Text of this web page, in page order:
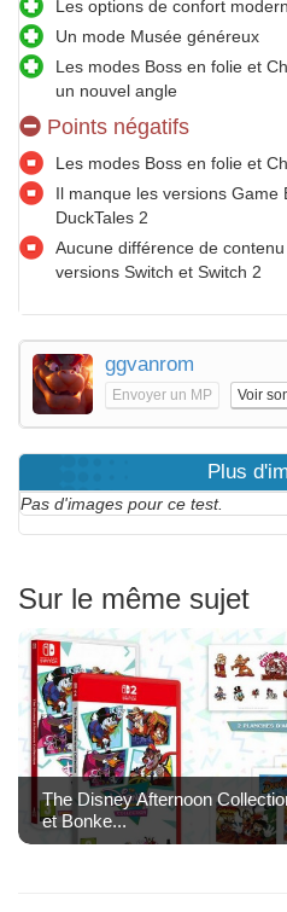
Les options de confort
Un mode Musée généreux
Les modes Boss en folie et
un nouvel angle
Points négatifs
Les modes Boss en folie et
Il manque les versions Game
DuckTales 2
Aucune différence de
versions Switch et Switch 2
ggvanrom
Envoyer un MP Voir
Plus
Pas d'images pour ce test.
Sur le même sujet
The Disney Afternoon
et Bonke...